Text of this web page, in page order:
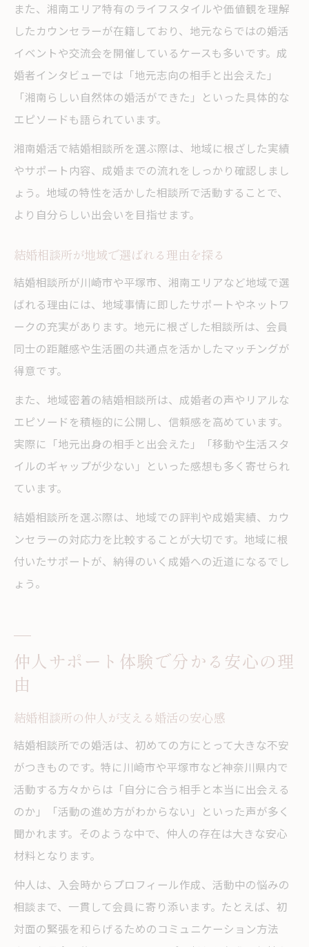
また、湘南エリア特有のライフスタイルや価値観を理解
したカウンセラーが在籍しており、地元ならではの婚活
イベントや交流会を開催しているケースも多いです。成
婚者インタビューでは「地元志向の相手と出会えた」
「湘南らしい自然体の婚活ができた」といった具体的な
エピソードも語られています。
湘南婚活で結婚相談所を選ぶ際は、地域に根ざした実績
やサポート内容、成婚までの流れをしっかり確認しまし
ょう。地域の特性を活かした相談所で活動することで、
より自分らしい出会いを目指せます。
結婚相談所が地域で選ばれる理由を探る
結婚相談所が川崎市や平塚市、湘南エリアなど地域で選
ばれる理由には、地域事情に即したサポートやネットワ
ークの充実があります。地元に根ざした相談所は、会員
同士の距離感や生活圏の共通点を活かしたマッチングが
得意です。
また、地域密着の結婚相談所は、成婚者の声やリアルな
エピソードを積極的に公開し、信頼感を高めています。
実際に「地元出身の相手と出会えた」「移動や生活スタ
イルのギャップが少ない」といった感想も多く寄せられ
ています。
結婚相談所を選ぶ際は、地域での評判や成婚実績、カウ
ンセラーの対応力を比較することが大切です。地域に根
付いたサポートが、納得のいく成婚への近道になるでし
ょう。
仲人サポート体験で分かる安心の理
由
結婚相談所の仲人が支える婚活の安心感
結婚相談所での婚活は、初めての方にとって大きな不安
がつきものです。特に川崎市や平塚市など神奈川県内で
活動する方々からは「自分に合う相手と本当に出会える
のか」「活動の進め方がわからない」といった声が多く
聞かれます。そのような中で、仲人の存在は大きな安心
材料となります。
仲人は、入会時からプロフィール作成、活動中の悩みの
相談まで、一貫して会員に寄り添います。たとえば、初
対面の緊張を和らげるためのコミュニケーション方法